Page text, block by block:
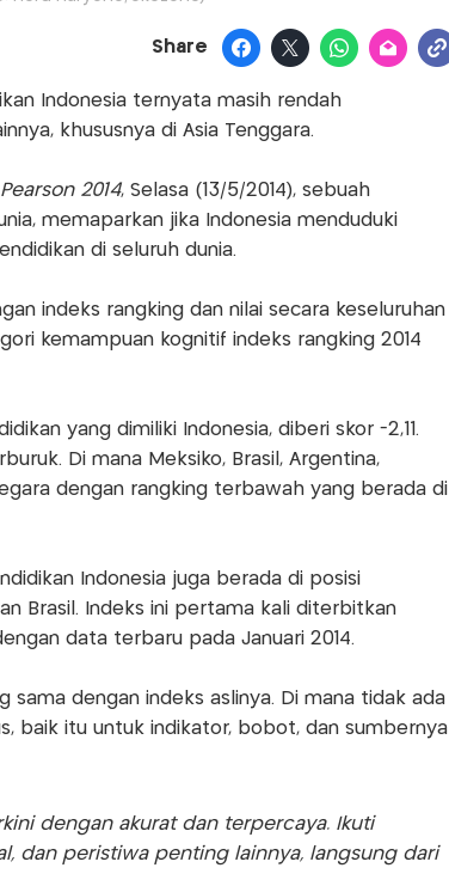
Share
Indonesia ternyata masih rendah
khususnya di Asia Tenggara.
2014, Selasa (13/5/2014), sebuah
memaparkan jika Indonesia menduduki
di seluruh dunia.
indeks rangking dan nilai secara keseluruhan
kemampuan kognitif indeks rangking 2014
yang dimiliki Indonesia, diberi skor -2,11.
Di mana Meksiko, Brasil, Argentina,
dengan rangking terbawah yang berada di
Indonesia juga berada di posisi
Brasil. Indeks ini pertama kali diterbitkan
data terbaru pada Januari 2014.
sama dengan indeks aslinya. Di mana tidak ada
baik itu untuk indikator, bobot, dan sumbernya
dengan akurat dan terpercaya. Ikuti
dan peristiwa penting lainnya, langsung dari